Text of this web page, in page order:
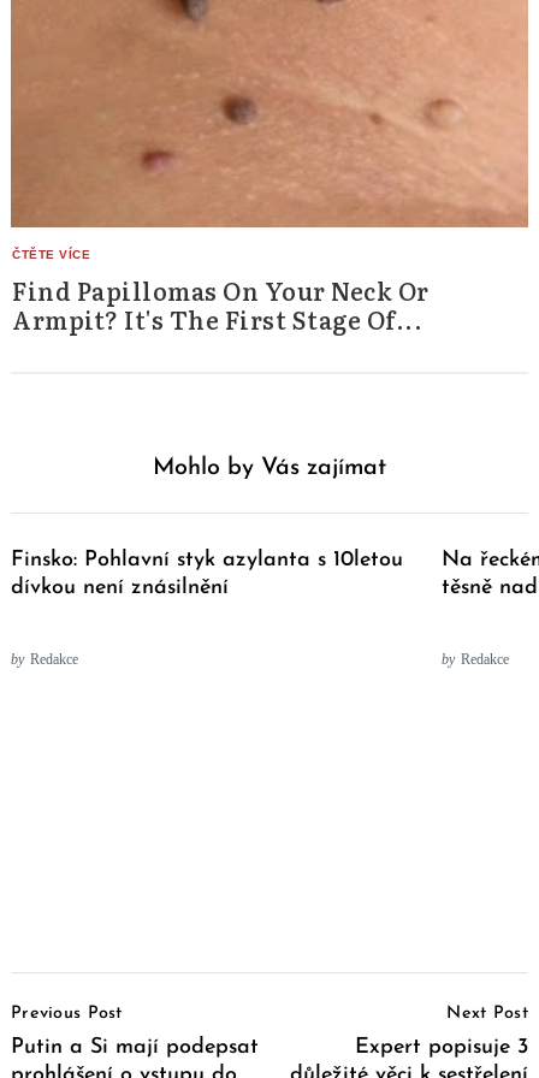
Find Papillomas On Your Neck Or
Armpit? It's The First Stage Of...
Mohlo by Vás zajímat
Finsko: Pohlavní styk azylanta s 10letou
dívkou není znásilnění
by Redakce
Na
těsně
by Redakce
Navigation
Previous Post
Putin a Si mají podepsat
Next Post
Expert popisuje 3